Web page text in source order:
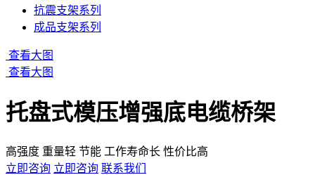
抗震支架系列
成品支架系列
查看大图
查看大图
托盘式模压增强底电缆桥架
高强度 重量轻 节能 工作寿命长 性价比高
立即咨询 立即咨询 联系我们